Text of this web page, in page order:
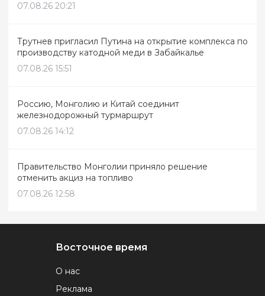
07.08.26 20:21
Трутнев пригласил Путина на открытие комплекса по
производству катодной меди в Забайкалье
07.08.26 15:51
Россию, Монголию и Китай соединит
железнодорожный турмаршрут
07.08.26 14:12
Правительство Монголии приняло решение
отменить акциз на топливо
07.08.26 12:58
Восточное время
О нас
Реклама